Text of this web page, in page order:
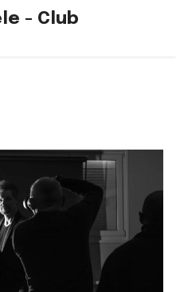
- Club